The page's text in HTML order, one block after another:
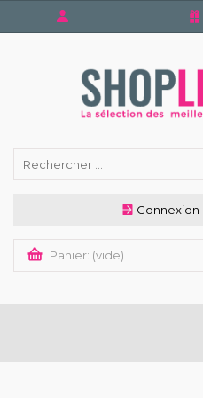
Connexion
Panier: (vide)